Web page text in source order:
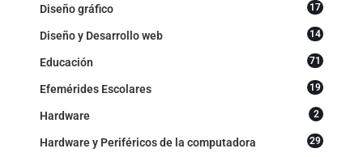
Diseño gráfico 17
Diseño y Desarrollo web 14
Educación 71
Efemérides Escolares 19
Hardware 2
Hardware y Periféricos de la computadora 29